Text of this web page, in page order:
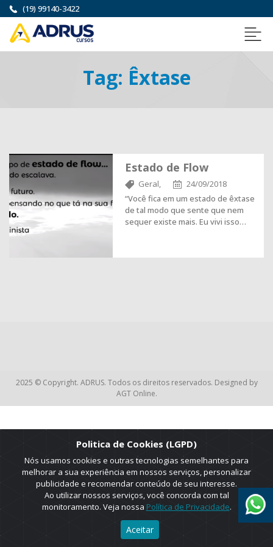
(19) 99140-3422
Tag: Êxtase
Estado de Flow
Geral,
24/09/2018
“Você fica em um estado de êxtase
de tal modo que sente que nem
sequer existe mais. Eu vivi isso…
2025 © Copyright. ADRUS. Todos os direitos reservados. Designed by
AGT Online.
Politica de Cookies (LGPD)
Nós usamos cookies e outras tecnologias semelhantes para
melhorar a sua experiência em nossos serviços, personalizar
publicidade e recomendar conteúdo de seu interesse.
Ao utilizar nossos serviços, você concorda com tal
monitoramento. Veja nossa Política de Privacidade.
Aceitar